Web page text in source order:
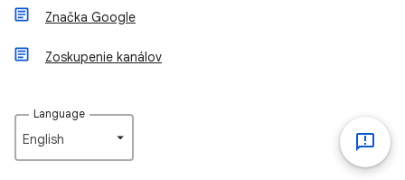
Značka Google
Zoskupenie kanálov
Language
English‎